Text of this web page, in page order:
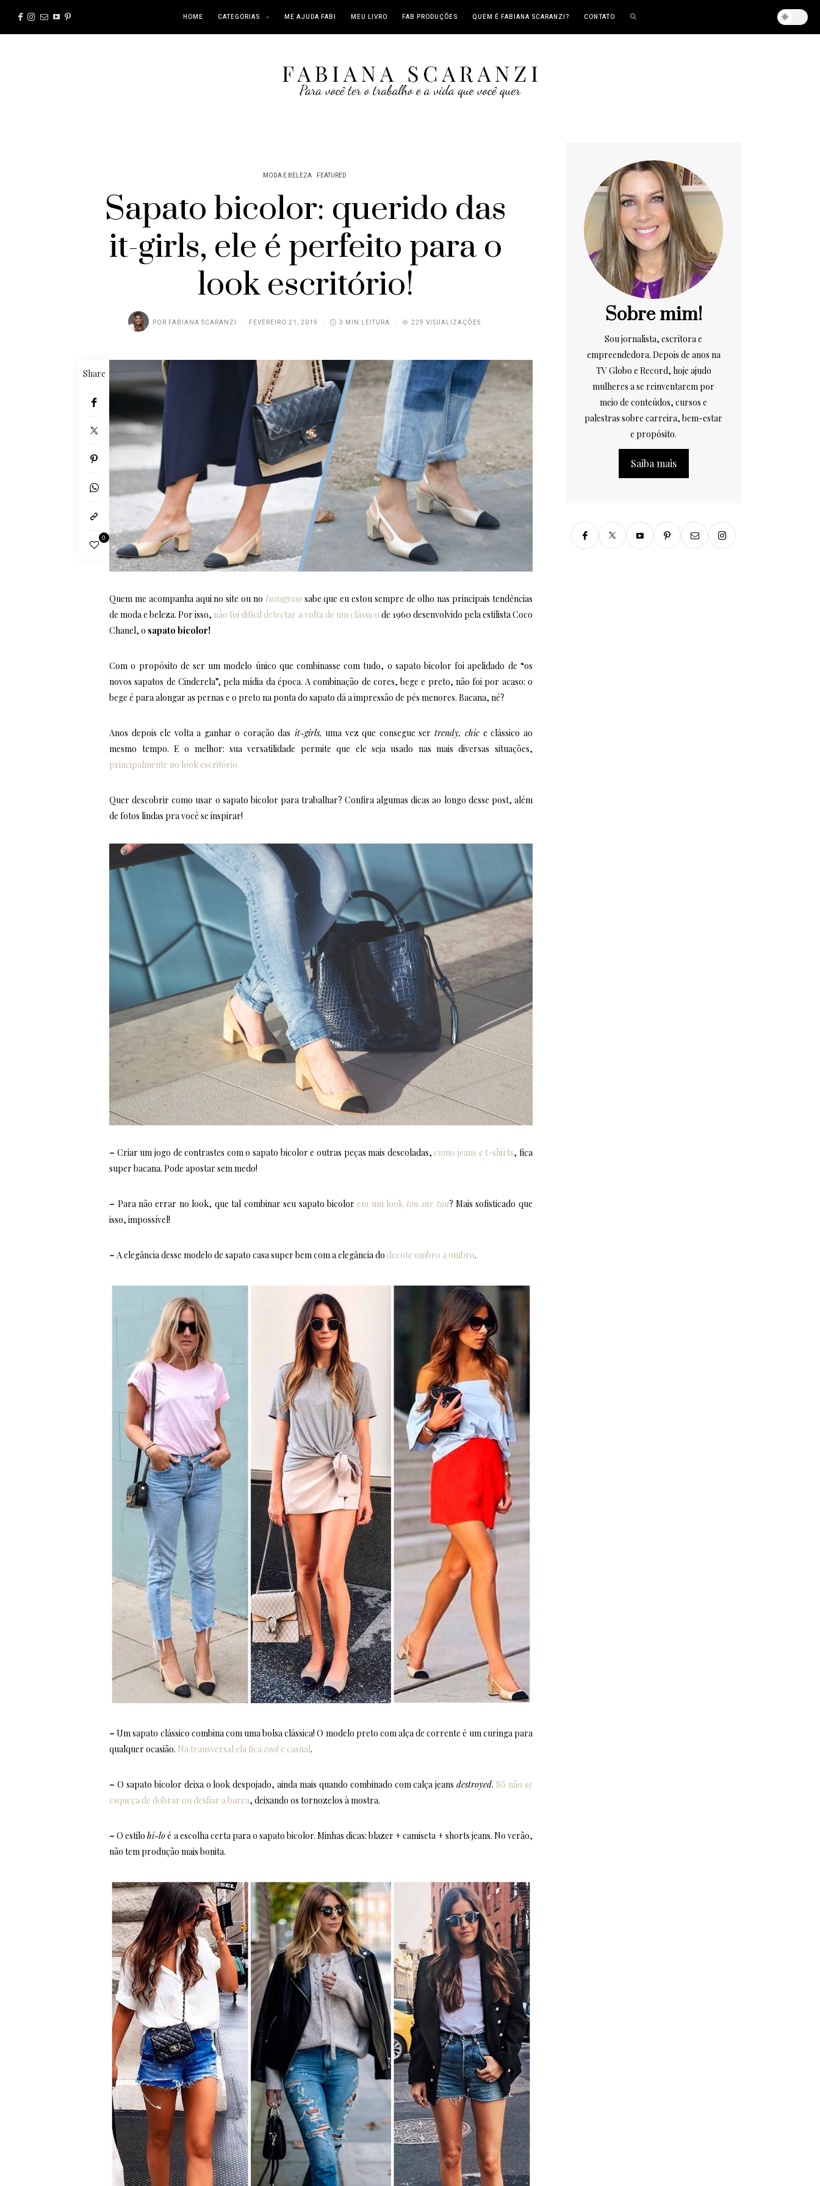
HOME CATEGORIAS ME AJUDA FABI MEU LIVRO FAB PRODUÇÕES QUEM É FABIANA SCARANZI? CONTATO
MODA E BELEZA FEATURED
Sapato bicolor: querido das
it-girls, ele é perfeito para o
look escritório!
POR FABIANA SCARANZI FEVEREIRO 21, 2019 3 MIN LEITURA 229 VISUALIZAÇÕES
Share
0
Quem me acompanha aqui no site ou no Instagramsabe que eu estou sempre de olho nas principais tendências
de moda e beleza. Por isso, não foi difícil detectar a volta de um clássico de 1960 desenvolvido pela estilista Coco
Chanel, o sapato bicolor!
Com o propósito de ser um modelo único que combinasse com tudo, o sapato bicolor foi apelidado de “os
novos sapatos de Cinderela”, pela mídia da época. A combinação de cores, bege e preto, não foi por acaso: o
bege é para alongar as pernas e o preto na ponta do sapato dá a impressão de pés menores. Bacana, né?
Anos depois ele volta a ganhar o coração das it-girls, uma vez que consegue ser trendy, chic e clássico ao
mesmo tempo. E o melhor: sua versatilidade permite que ele seja usado nas mais diversas situações,
principalmente no look escritório.
Quer descobrir como usar o sapato bicolor para trabalhar? Confira algumas dicas ao longo desse post, além
de fotos lindas pra você se inspirar!
– Criar um jogo de contrastes com o sapato bicolor e outras peças mais descoladas, como jeans e t-shirts, fica
super bacana. Pode apostar sem medo!
– Para não errar no look, que tal combinar seu sapato bicolor em um look ton sur ton? Mais sofisticado que
isso, impossível!
–A elegância desse modelo de sapato casa super bem com a elegância do decote ombro a ombro.
– Um sapato clássico combina com uma bolsa clássica! O modelo preto com alça de corrente é um curinga para
qualquer ocasião. Na transversal ela fica cool e casual.
– O sapato bicolor deixa o look despojado, ainda mais quando combinado com calça jeansdestroyed.Só não se
esqueça de dobrar ou desfiar a barra, deixando os tornozelos à mostra.
– O estilohi-loé a escolha certa para o sapato bicolor. Minhas dicas: blazer + camiseta + shorts jeans. No verão,
não tem produção mais bonita.
Sobre mim!
Sou jornalista, escritora e
empreendedora. Depois de anos na
TV Globo e Record, hoje ajudo
mulheres a se reinventarem por
meio de conteúdos, cursos e
palestras sobre carreira, bem-estar
e propósito.
Saiba mais